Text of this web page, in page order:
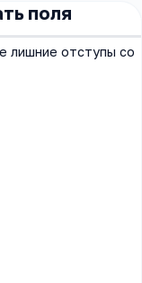
поля
лишние отступы со